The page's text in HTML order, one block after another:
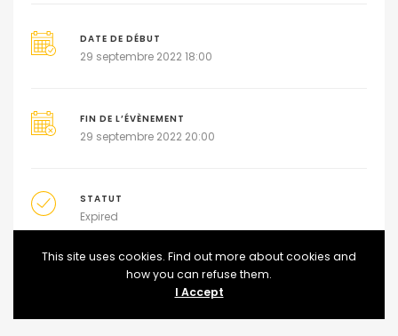
DATE DE DÉBUT
29 septembre 2022 18:00
FIN DE L’ÉVÈNEMENT
29 septembre 2022 20:00
STATUT
Expired
AJOUTER AU CALENDRIER
This site uses cookies. Find out more about cookies and
how you can refuse them.
I Accept